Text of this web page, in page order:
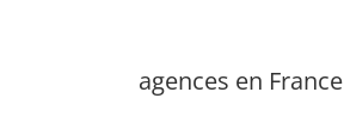
agences en France